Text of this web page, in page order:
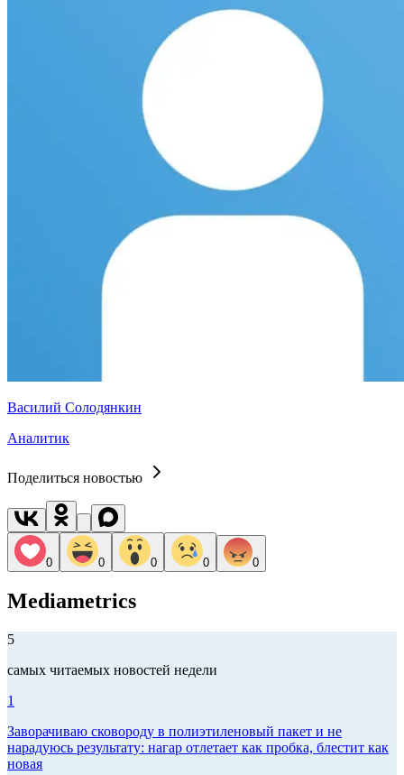
Василий Солодянкин
Аналитик
Поделиться новостью
0 0 0 0 0
Mediametrics
5
самых читаемых новостей недели
1
Заворачиваю сковороду в полиэтиленовый пакет и не
нарадуюсь результату: нагар отлетает как пробка, блестит как
новая